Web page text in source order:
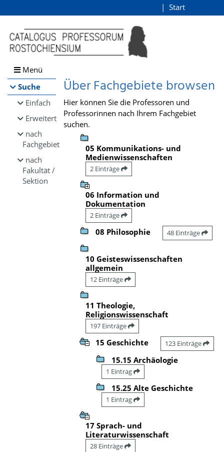
Browsen
direkt zum Inhalt
Start
Menü
Suche
Einfach
Erweitert
nach
Fachgebiet
nach
Fakultät /
Sektion
Über Fachgebiete browsen
Hier können Sie die Professoren und
Professorinnen nach Ihrem Fachgebiet
suchen.
05 Kommunikations- und
Medienwissenschaften
2 Einträge
06 Information und
Dokumentation
2 Einträge
08 Philosophie 48 Einträge
10 Geisteswissenschaften
allgemein
12 Einträge
11 Theologie,
Religionswissenschaft
197 Einträge
15 Geschichte 123 Einträge
15.15 Archäologie
1 Eintrag
15.25 Alte Geschichte
1 Eintrag
17 Sprach- und
Literaturwissenschaft
28 Einträge